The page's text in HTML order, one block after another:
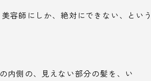
容師にしか、絶対にできない、という
内側の、見えない部分の髪を、い